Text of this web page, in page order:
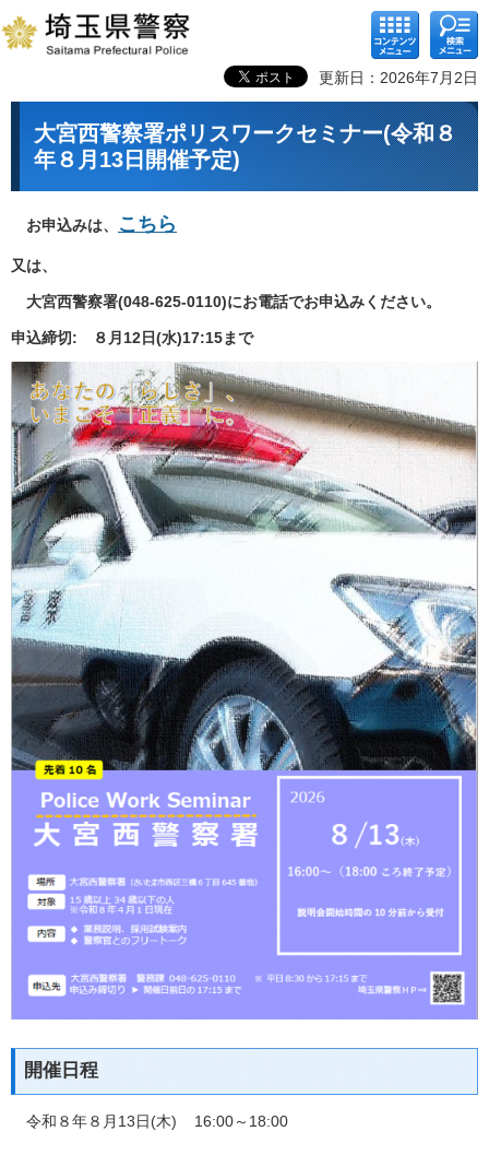
コンテ
ンツメ
ニュー
検索メ
ニュー
更新日：2026年7月2日
大宮西警察署ポリスワークセミナー(令和８
年８月13日開催予定)
お申込みは、 こちら
又は、
大宮西警察署(048-625-0110)にお電話でお申込みください。
申込締切: ８月12日(水)17:15まで
開催日程
令和８年８月13日(木) 16:00～18:00